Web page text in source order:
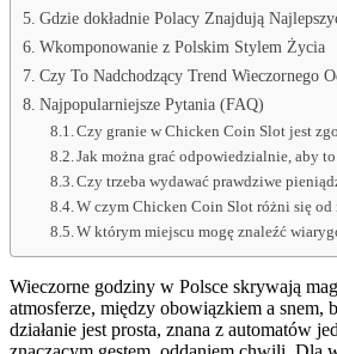
Gdzie dokładnie Polacy Znajdują
Wkomponowanie z Polskim Stylem Życia
Czy To Nadchodzący Trend Wieczornego
Najpopularniejsze Pytania (FAQ)
Czy granie w Chicken Coin Slot jest
Jak można grać odpowiedzialnie, aby
Czy trzeba wydawać prawdziwe
W czym Chicken Coin Slot różni się
W którym miejscu mogę znaleźć
Wieczorne godziny w Polsce skrywają
atmosferze, między obowiązkiem a snem,
działanie jest prosta, znana z automatów